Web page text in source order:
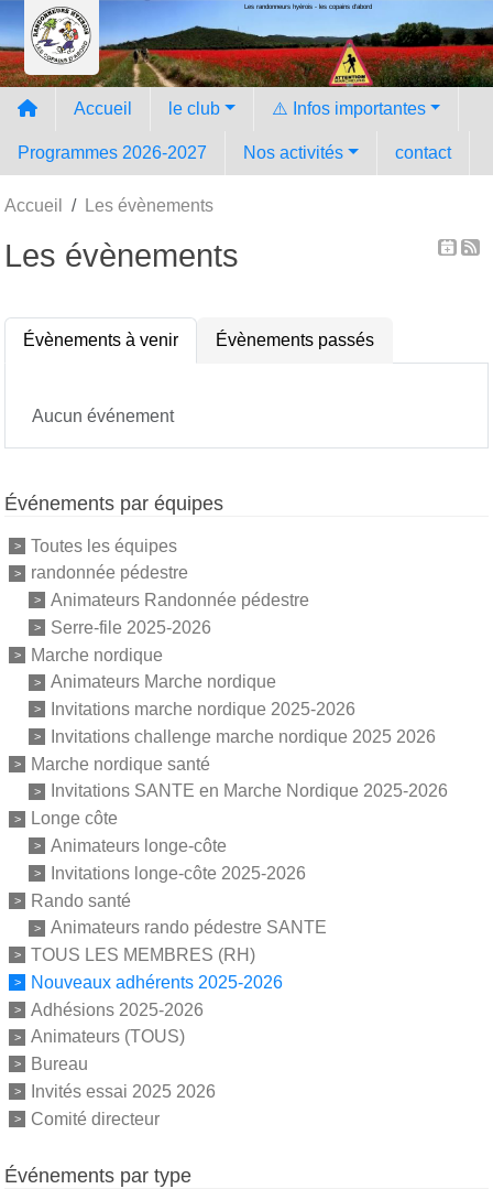
Les randonneurs hyèrois - les copains d'abord
Accueil le club ⚠️ Infos importantes
Programmes 2026-2027 Nos activités contact
Accueil Les évènements
Les évènements
Évènements à venir Évènements passés
Aucun événement
Événements par équipes
Toutes les équipes
randonnée pédestre
Animateurs Randonnée pédestre
Serre-file 2025-2026
Marche nordique
Animateurs Marche nordique
Invitations marche nordique 2025-2026
Invitations challenge marche nordique 2025 2026
Marche nordique santé
Invitations SANTE en Marche Nordique 2025-2026
Longe côte
Animateurs longe-côte
Invitations longe-côte 2025-2026
Rando santé
Animateurs rando pédestre SANTE
TOUS LES MEMBRES (RH)
Nouveaux adhérents 2025-2026
Adhésions 2025-2026
Animateurs (TOUS)
Bureau
Invités essai 2025 2026
Comité directeur
Événements par type
Panneau de gestion des cookies